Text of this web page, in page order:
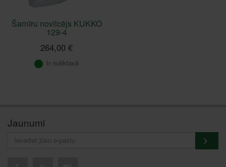
Šarnīru novilcējs KUKKO
129-4
264,00 €
Ir noliktavā
Jaunumi